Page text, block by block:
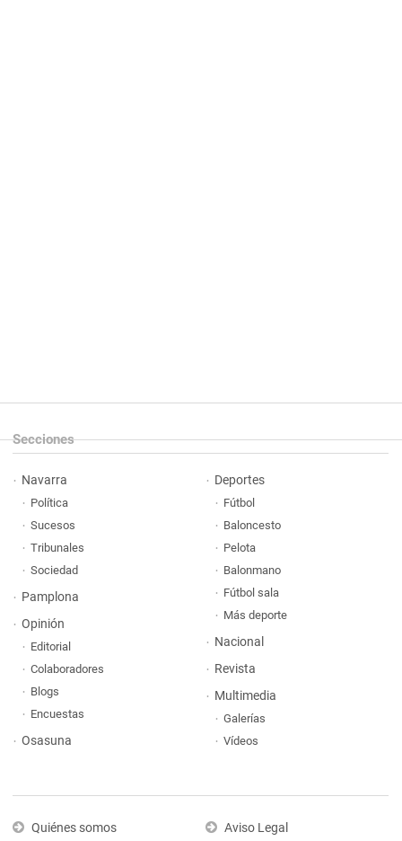
Secciones
Navarra
Política
Sucesos
Tribunales
Sociedad
Pamplona
Opinión
Editorial
Colaboradores
Blogs
Encuestas
Osasuna
Deportes
Fútbol
Baloncesto
Pelota
Balonmano
Fútbol sala
Más deporte
Nacional
Revista
Multimedia
Galerías
Vídeos
Quiénes somos Aviso Legal